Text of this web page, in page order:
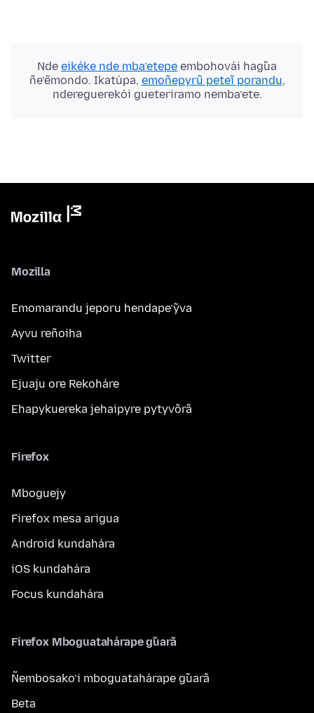
Nde eikéke nde mba’etepe embohovái hag̃ua
ñe’ẽmondo. Ikatúpa, emoñepyrũ peteĩ porandu,
ndereguerekói gueteriramo nemba’ete.
Mozilla
Emomarandu jeporu hendape’ỹva
Ayvu reñoiha
Twitter
Ejuaju ore Rekoháre
Ehapykuereka jehaipyre pytyvõrã
Firefox
Mboguejy
Firefox mesa arigua
Android kundahára
iOS kundahára
Focus kundahára
Firefox Mboguatahárape g̃uarã
Ñembosako’i mboguatahárape g̃uarã
Beta